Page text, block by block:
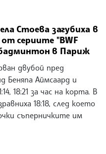
Стоева загубиха в
сериите "BWF
бадминтон в Париж
двубой пред
Беняпа Аймсаард и
18:21 за час на корта. В
18:18, след което
съперничките им